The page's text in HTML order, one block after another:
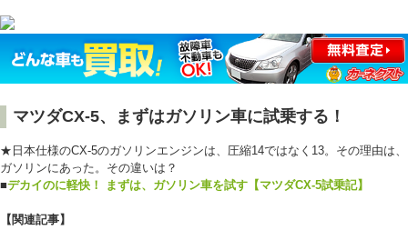
マツダCX-5、まずはガソリン車に試乗する！
★日本仕様のCX-5のガソリンエンジンは、圧縮14ではなく13。その理由は、
ガソリンにあった。その違いは？
■デカイのに軽快！ まずは、ガソリン車を試す【マツダCX-5試乗記】
【関連記事】